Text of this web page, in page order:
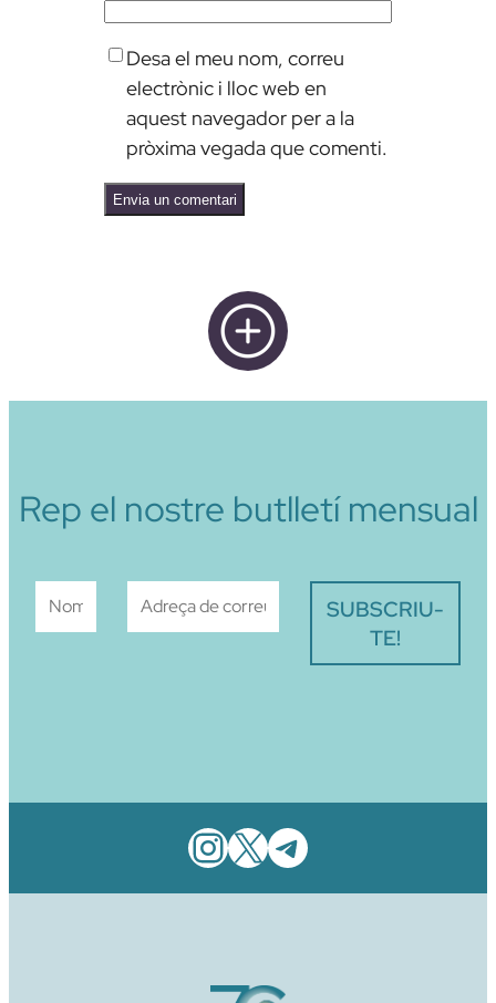
Desa el meu nom, correu
electrònic i lloc web en
aquest navegador per a la
pròxima vegada que comenti.
Rep el nostre butlletí mensual
Instagram
X Telegram